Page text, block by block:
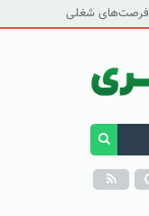
فرصت‌های شغلی